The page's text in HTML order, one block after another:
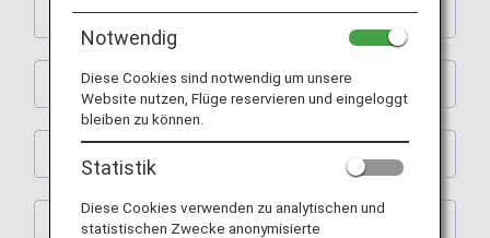
Shopping
Restaurants
Learning
Notwendig
Diese Cookies sind notwendig um unsere
Website nutzen, Flüge reservieren und eingeloggt
bleiben zu können.
Statistik
Diese Cookies verwenden zu analytischen und
statistischen Zwecke anonymisierte